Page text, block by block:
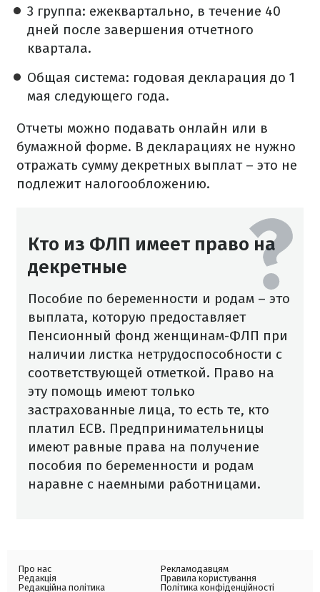
3 группа: ежеквартально, в течение 40
дней после завершения отчетного
квартала.
Общая система: годовая декларация до 1
мая следующего года.
Отчеты можно подавать онлайн или в
бумажной форме. В декларациях не нужно
отражать сумму декретных выплат – это не
подлежит налогообложению.
Кто из ФЛП имеет право на
декретные
Пособие по беременности и родам – это
выплата, которую предоставляет
Пенсионный фонд женщинам-ФЛП при
наличии листка нетрудоспособности с
соответствующей отметкой. Право на
эту помощь имеют только
застрахованные лица, то есть те, кто
платил ЕСВ. Предпринимательницы
имеют равные права на получение
пособия по беременности и родам
наравне с наемными работницами.
Про нас
Редакція
Редакційна політика
Рекламодавцям
Правила користування
Політика конфіденційності